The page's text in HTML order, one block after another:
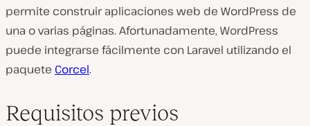
permite construir aplicaciones web de WordPress de
una o varias páginas. Afortunadamente, WordPress
puede integrarse fácilmente con Laravel utilizando el
paquete Corcel.
Requisitos previos